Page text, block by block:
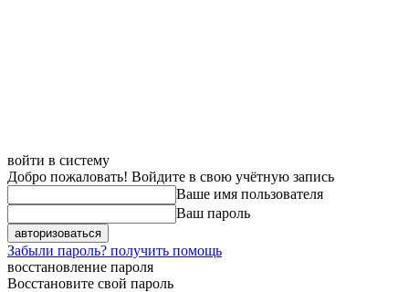
войти в систему
Добро пожаловать! Войдите в свою учётную запись
Ваше имя пользователя
Ваш пароль
Забыли пароль? получить помощь
восстановление пароля
Восстановите свой пароль